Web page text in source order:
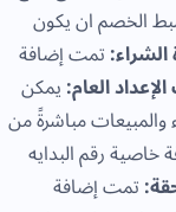
الخصم ان يكون
الشراء:تمت إضافة
العام:يمكن
مباشرةً من
خاصية رقم البدايه
تمت إضافة